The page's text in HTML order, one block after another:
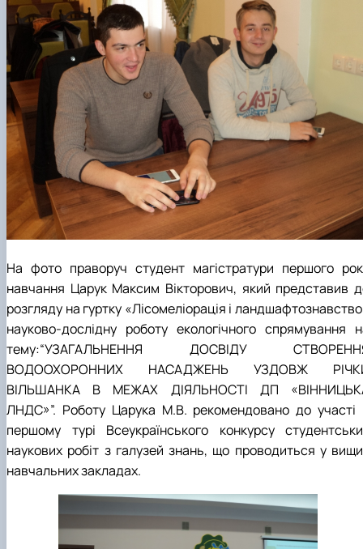
На фото праворуч студент магістратури першого
навчання Царук Максим Вікторович, який представив
розгляду на гуртку «Лісомеліорація і
науково-дослідну роботу екологічного спрямування
тему:“УЗАГАЛЬНЕННЯ ДОСВІДУ
ВОДООХОРОННИХ НАСАДЖЕНЬ УЗДОВЖ
ВІЛЬШАНКА В МЕЖАХ ДІЯЛЬНОСТІ ДП
ЛНДС»”. Роботу Царука М.В. рекомендовано до участі
першому турі Всеукраїнського конкурсу
наукових робіт з галузей знань, що проводиться у
навчальних закладах.